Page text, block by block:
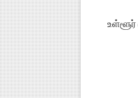
உள்ளூர்